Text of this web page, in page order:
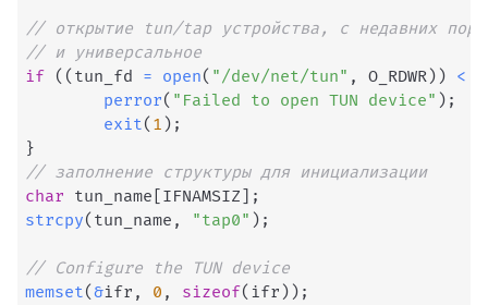
// открытие tun/tap устройства, с недавних
// и универсальное
if ( ( tun_fd = open( "/dev/net/tun" , O_RDWR) ) <
perror( "Failed to open TUN device" ) ;
exit( 1 ) ;
}
// заполнение структуры для инициализации
char tun_name [IFNAMSIZ] ;
strcpy( tun_name , "tap0" ) ;
// Configure the TUN device
memset(&ifr , 0 , sizeof( ifr ) ) ;